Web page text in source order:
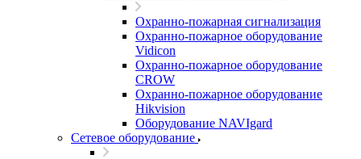
Охранно-пожарная сигнализация
Охранно-пожарное оборудование
Vidicon
Охранно-пожарное оборудование
CROW
Охранно-пожарное оборудование
Hikvision
Оборудование NAVIgard
Сетевое оборудование